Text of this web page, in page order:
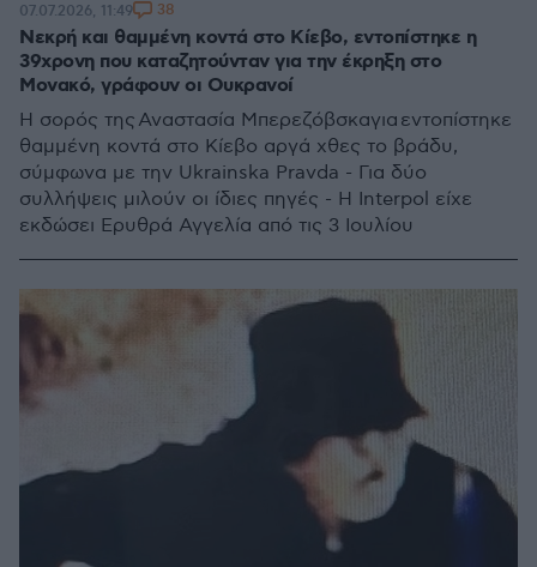
Νεκρή και θαμμένη κοντά στο Κίεβο, εντοπίστηκε η
39χρονη που καταζητούνταν για την έκρηξη στο
Μονακό, γράφουν οι Ουκρανοί
Η σορός της Αναστασία Μπερεζόβσκαγια εντοπίστηκε
θαμμένη κοντά στο Κίεβο αργά χθες το βράδυ,
σύμφωνα με την Ukrainska Pravda - Για δύο
συλλήψεις μιλούν οι ίδιες πηγές - Η Interpol είχε
εκδώσει Ερυθρά Αγγελία από τις 3 Ιουλίου
07.07.2026, 11:49 38